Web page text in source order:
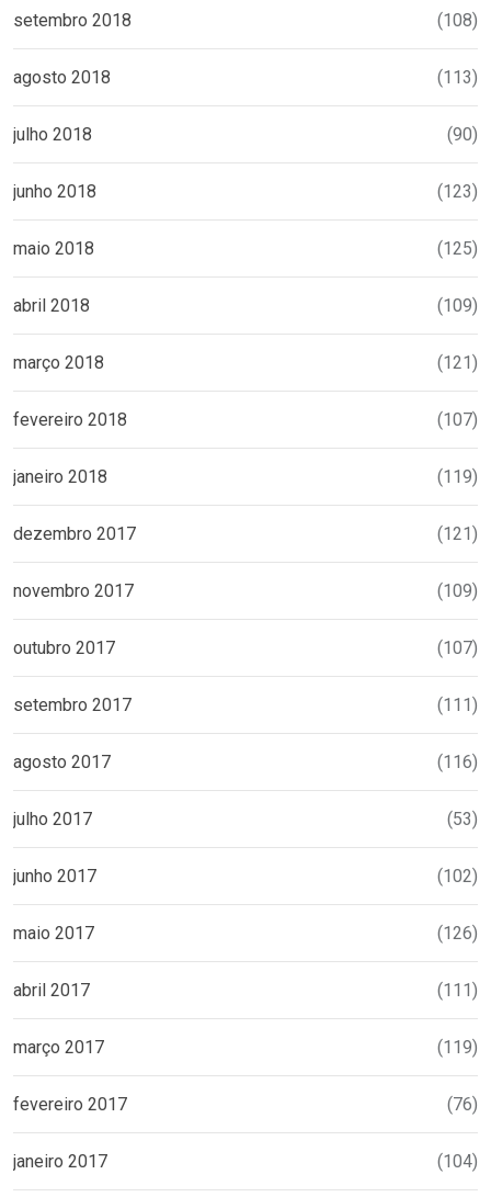
setembro 2018 (108)
agosto 2018 (113)
julho 2018 (90)
junho 2018 (123)
maio 2018 (125)
abril 2018 (109)
março 2018 (121)
fevereiro 2018 (107)
janeiro 2018 (119)
dezembro 2017 (121)
novembro 2017 (109)
outubro 2017 (107)
setembro 2017 (111)
agosto 2017 (116)
julho 2017 (53)
junho 2017 (102)
maio 2017 (126)
abril 2017 (111)
março 2017 (119)
fevereiro 2017 (76)
janeiro 2017 (104)